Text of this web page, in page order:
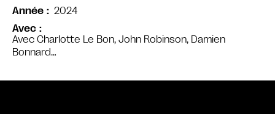
Avec
Avec Charlotte Le Bon, John Robinson, Damien
Bonnard…
Année
2024